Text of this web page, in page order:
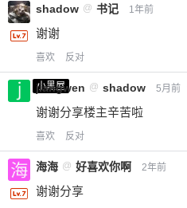
shadow @ 书记 1年前
谢谢
喜欢 反对
小黑屋
jiangwen @ shadow 5月前
谢谢分享楼主辛苦啦
喜欢 反对
海海 @ 好喜欢你啊 2年前
谢谢分享